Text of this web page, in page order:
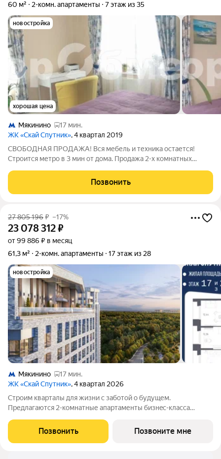
60 м² 2-комн. апартаменты 7 этаж из 35
новостройка
хорошая цена
Мякинино
17 мин.
ЖК «Скай Спутник», 4 квартал 2019
СВОБОДНАЯ ПРОДАЖА! Вся мебель и техника остается!
Строится метро в 3 мин от дома. Продажа 2-х комнатных
квартире: Уютная двухкомнатная квартира, очень светлая, в
одной из комнат два окна, комнаты
Позвонить
27 805 196₽ –17%
23 078 312₽
от 99 886 ₽ в месяц
61,3 м²
2-комн. апартаменты 17 этаж из 28
новостройка
Мякинино
17 мин.
ЖК «Скай Спутник», 4 квартал 2026
Стрoим квapтaлы для жизни c заботой о будущем.
Пpедлaгаются 2-комнaтные апартаменты бизнec-клaccа
этaжe, в жилом комплексе «Cкай Спутник».Пропискa нe
предуcмотрeна в pамкax юpидичеcкoго статуca
Позвонить Позвоните мне